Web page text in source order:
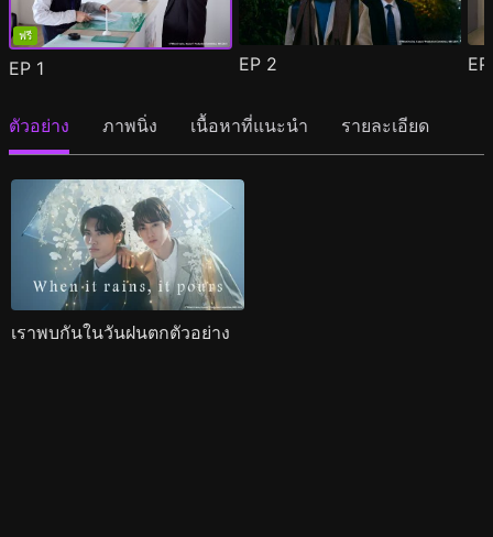
ฟรี
EP 1 EP 2
ตัวอย่าง ภาพนิ่ง เนื้อหาที่แนะนำ รายละเอียด
เราพบกันในวันฝนตกตัวอย่าง